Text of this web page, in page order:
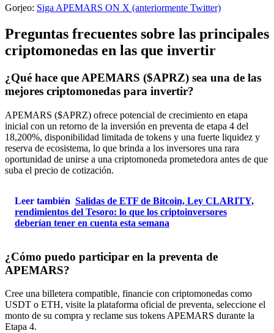
Gorjeo: Siga APEMARS ON X (anteriormente Twitter)
Preguntas frecuentes sobre las principales
criptomonedas en las que invertir
¿Qué hace que APEMARS ($APRZ) sea una de las
mejores criptomonedas para invertir?
APEMARS ($APRZ) ofrece potencial de crecimiento en etapa
inicial con un retorno de la inversión en preventa de etapa 4 del
18,200%, disponibilidad limitada de tokens y una fuerte liquidez y
reserva de ecosistema, lo que brinda a los inversores una rara
oportunidad de unirse a una criptomoneda prometedora antes de que
suba el precio de cotización.
Leer también Salidas de ETF de Bitcoin, Ley CLARITY,
rendimientos del Tesoro: lo que los criptoinversores
deberían tener en cuenta esta semana
¿Cómo puedo participar en la preventa de
APEMARS?
Cree una billetera compatible, financie con criptomonedas como
USDT o ETH, visite la plataforma oficial de preventa, seleccione el
monto de su compra y reclame sus tokens APEMARS durante la
Etapa 4.